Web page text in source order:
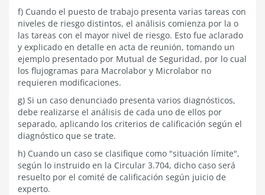
f) Cuando el puesto de trabajo presenta varias tareas con
niveles de riesgo distintos, el análisis comienza por la o
las tareas con el mayor nivel de riesgo. Esto fue aclarado
y explicado en detalle en acta de reunión, tomando un
ejemplo presentado por Mutual de Seguridad, por lo cual
los flujogramas para Macrolabor y Microlabor no
requieren modificaciones.
g) Si un caso denunciado presenta varios diagnósticos,
debe realizarse el análisis de cada uno de ellos por
separado, aplicando los criterios de calificación según el
diagnóstico que se trate.
h) Cuando un caso se clasifique como "situación límite",
según lo instruido en la Circular 3.704, dicho caso será
resuelto por el comité de calificación según juicio de
experto.